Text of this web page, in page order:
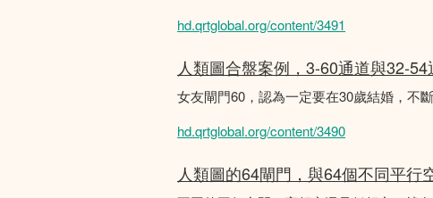
hd.qrtglobal.org/content/3491
人類圖合盤案例，3-60通道與32-
女友閘門60，認為一定要在30歲結婚，不
hd.qrtglobal.org/content/3490
人類圖的64閘門，與64個不同平行